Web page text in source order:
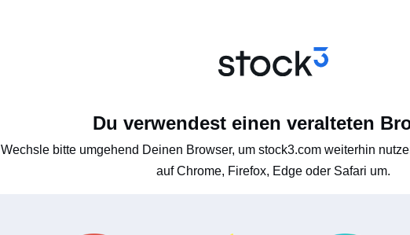
Du verwendest einen veralteten
Wechsle bitte umgehend Deinen Browser, um stock3.com weiterhin
auf Chrome, Firefox, Edge oder Safari um.